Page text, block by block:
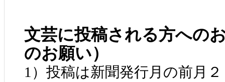
文芸に投稿される方への
のお願い）
1）投稿は新聞発行月の前月